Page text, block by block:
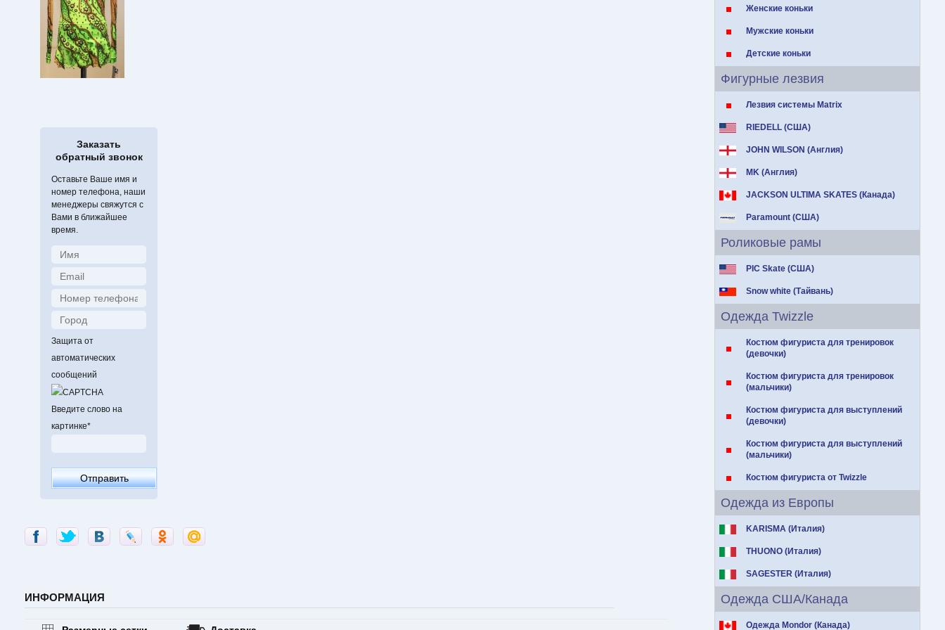
Женские коньки
Мужские коньки
Детские коньки
Фигурные лезвия
Лезвия системы Matrix
RIEDELL (США)
JOHN WILSON (Англия)
MK (Англия)
JACKSON ULTIMA SKATES (Канада)
Paramount (США)
Роликовые рамы
PIC Skate (США)
Snow white (Тайвань)
Одежда Twizzle
Костюм фигуриста для тренировок
(девочки)
Костюм фигуриста для тренировок
(мальчики)
Костюм фигуриста для выступлений
(девочки)
Костюм фигуриста для выступлений
(мальчики)
Костюм фигуриста от Twizzle
Одежда из Европы
KARISMA (Италия)
THUONO (Италия)
SAGESTER (Италия)
Одежда США/Канада
Одежда Mondor (Канада)
Заказать
обратный звонок
Оставьте Ваше имя и
номер телефона, наши
менеджеры свяжутся с
Вами в ближайшее
время.
Защита от
автоматических
сообщений
Введите слово на
картинке*
ИНФОРМАЦИЯ